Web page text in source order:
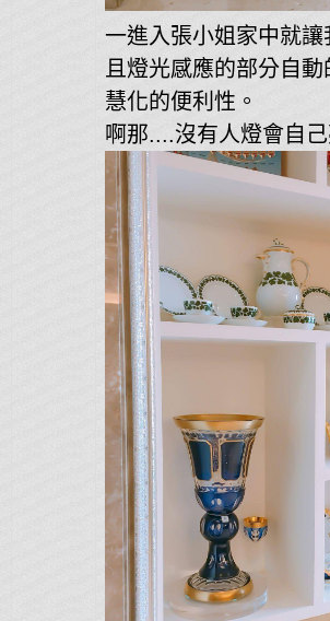
一進入張小姐家中就
且燈光感應的部分自
慧化的便利性。
啊那....沒有人燈會自